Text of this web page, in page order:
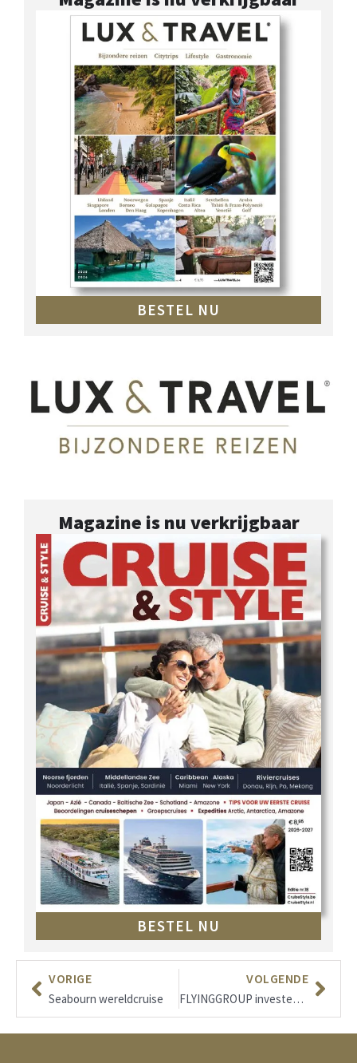
BESTEL NU
Magazine is nu verkrijgbaar
BESTEL NU
VORIGE
Seabourn wereldcruise
VOLGENDE
FLYINGGROUP investeert in nieuw hoofdkwartier.